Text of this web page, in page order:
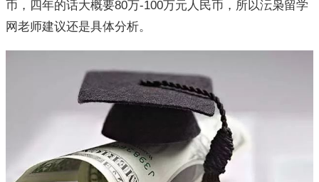
币，四年的话大概要80万-100万元人民币，所以沄枭留学
网老师建议还是具体分析。